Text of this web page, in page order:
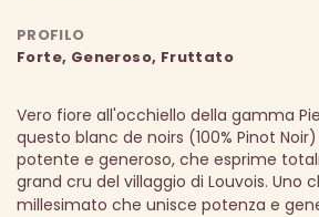
PROFILO
Forte, Generoso, Fruttato
Vero fiore all'occhiello della gamma
questo blanc de noirs (100% Pinot
potente e generoso, che esprime
grand cru del villaggio di Louvois. Uno
millesimato che unisce potenza e